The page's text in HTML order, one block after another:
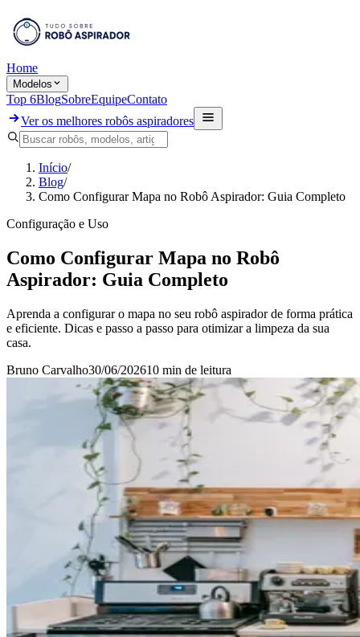
Home
Modelos
Top 6BlogSobreEquipeContato
Ver os melhores robôs aspiradores
Início/
Blog/
Como Configurar Mapa no Robô Aspirador: Guia Completo
Configuração e Uso
Como Configurar Mapa no Robô
Aspirador: Guia Completo
Aprenda a configurar o mapa no seu robô aspirador de forma prática
e eficiente. Dicas e passo a passo para otimizar a limpeza da sua
casa.
Bruno Carvalho30/06/202610 min de leitura